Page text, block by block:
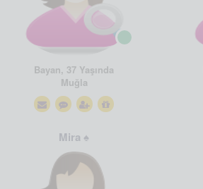
Bayan, 37 Yaşında
Muğla
Mira ♠️